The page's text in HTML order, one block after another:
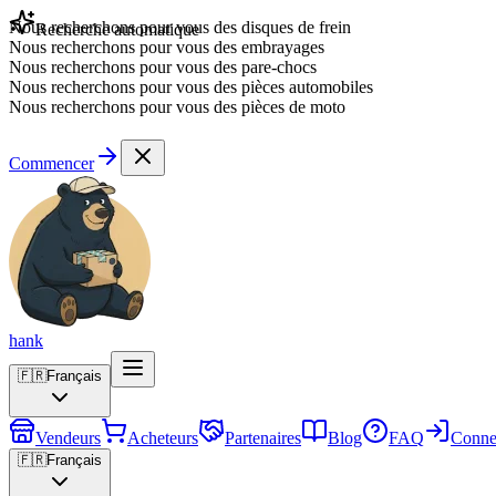
Recherche automatique
Nous recherchons pour vous des disques de frein
Nous recherchons pour vous des embrayages
Nous recherchons pour vous des pare-chocs
Nous recherchons pour vous des pièces automobiles
Nous recherchons pour vous des pièces de moto
Commencer
hank
🇫🇷Français
Vendeurs Acheteurs Partenaires Blog FAQ
🇫🇷Français